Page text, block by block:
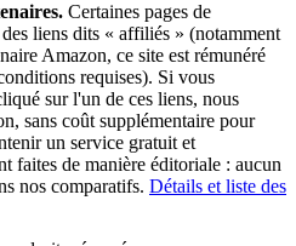
Certaines pages de
liens dits « affiliés » (notamment
Amazon, ce site est rémunéré
requises). Si vous
sur l'un de ces liens, nous
sans coût supplémentaire pour
un service gratuit et
faites de manière éditoriale : aucun
nos comparatifs. Détails et liste des